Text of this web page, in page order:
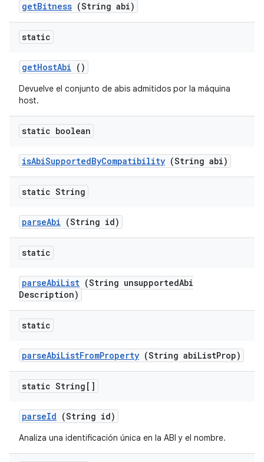
getBitness (String abi)
static
getHostAbi ()
Devuelve el conjunto de abis admitidos por la máquina
host.
static boolean
isAbiSupportedByCompatibility (String abi)
static String
parseAbi (String id)
static
parseAbiList (String unsupportedAbi
Description)
static
parseAbiListFromProperty (String abiListProp)
static String[]
parseId (String id)
Analiza una identificación única en la ABI y el nombre.